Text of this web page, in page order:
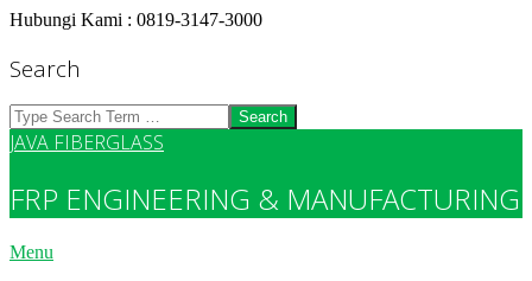
Skip
content
Hubungi Kami : 0819-3147-3000
Search
Search
JAVA FIBERGLASS
FRP ENGINEERING & MANUFACTURING
Primary
Menu